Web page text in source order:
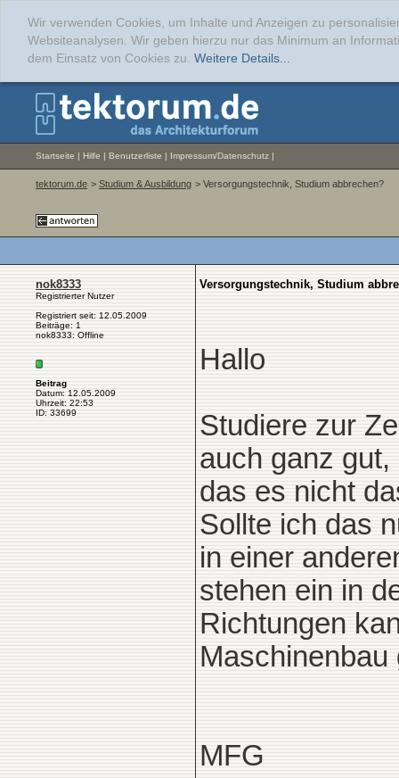
Wir verwenden Cookies, um Inhalte und Anzeigen zu
Websiteanalysen. Wir geben hierzu nur das Minimum an
dem Einsatz von Cookies zu. Weitere Details...
Startseite | Hilfe | Benutzerliste | Impressum/Datenschutz |
tektorum.de > Studium & Ausbildung > Versorgungstechnik, Studium abbrechen?
nok8333
Registrierter Nutzer
Registriert seit: 12.05.2009
Beiträge: 1
nok8333: Offline
Beitrag
Datum: 12.05.2009
Uhrzeit: 22:53
ID: 33699
Versorgungstechnik, Studium
Hallo
Studiere zur
auch ganz
das es nicht
Sollte ich das
in einer
stehen ein in
Richtungen
Maschinenbau
MFG